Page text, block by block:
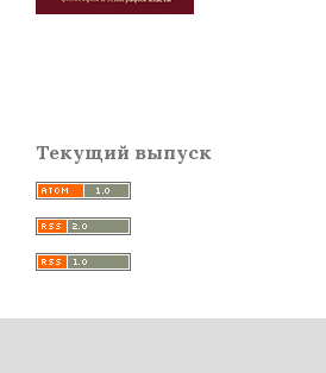
Текущий выпуск